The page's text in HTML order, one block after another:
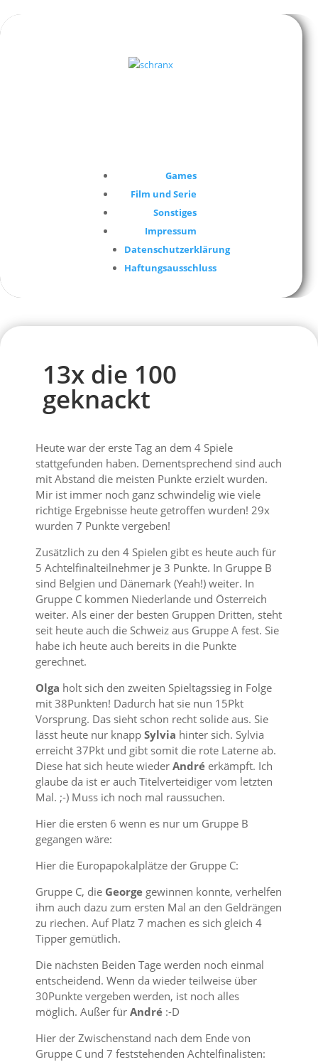
Games
Film und Serie
Sonstiges
Impressum
Datenschutzerklärung
Haftungsausschluss
13x die 100
geknackt
Heute war der erste Tag an dem 4 Spiele
stattgefunden haben. Dementsprechend sind auch
mit Abstand die meisten Punkte erzielt wurden.
Mir ist immer noch ganz schwindelig wie viele
richtige Ergebnisse heute getroffen wurden! 29x
wurden 7 Punkte vergeben!
Zusätzlich zu den 4 Spielen gibt es heute auch für
5 Achtelfinalteilnehmer je 3 Punkte. In Gruppe B
sind Belgien und Dänemark (Yeah!) weiter. In
Gruppe C kommen Niederlande und Österreich
weiter. Als einer der besten Gruppen Dritten, steht
seit heute auch die Schweiz aus Gruppe A fest. Sie
habe ich heute auch bereits in die Punkte
gerechnet.
Olga holt sich den zweiten Spieltagssieg in Folge
mit 38Punkten! Dadurch hat sie nun 15Pkt
Vorsprung. Das sieht schon recht solide aus. Sie
lässt heute nur knapp Sylvia hinter sich. Sylvia
erreicht 37Pkt und gibt somit die rote Laterne ab.
Diese hat sich heute wieder André erkämpft. Ich
glaube da ist er auch Titelverteidiger vom letzten
Mal. ;-) Muss ich noch mal raussuchen.
Hier die ersten 6 wenn es nur um Gruppe B
gegangen wäre:
Hier die Europapokalplätze der Gruppe C:
Gruppe C, die George gewinnen konnte, verhelfen
ihm auch dazu zum ersten Mal an den Geldrängen
zu riechen. Auf Platz 7 machen es sich gleich 4
Tipper gemütlich.
Die nächsten Beiden Tage werden noch einmal
entscheidend. Wenn da wieder teilweise über
30Punkte vergeben werden, ist noch alles
möglich. Außer für André :-D
Hier der Zwischenstand nach dem Ende von
Gruppe C und 7 feststehenden Achtelfinalisten: